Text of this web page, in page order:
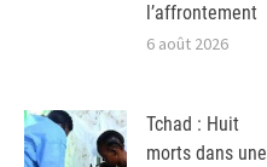
l’affrontement
6 août 2026
Tchad : Huit
morts dans une